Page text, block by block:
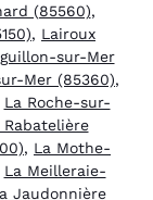
(85560),
, Lairoux
sur-Mer
Mer (85360),
La Roche-sur-
Rabatelière
, La Mothe-
La Meilleraie-
Jaudonnière